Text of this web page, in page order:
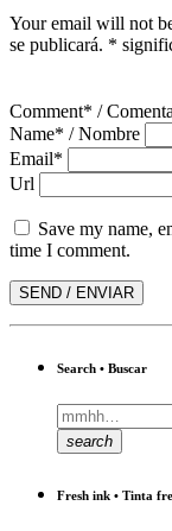
Your email will not
se publicará. *
Comment* /
Name* / Nombre
Email*
Url
Save my name,
time I comment.
Search • Buscar
search
Fresh ink • Tinta